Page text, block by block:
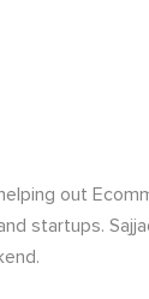
out
startups.